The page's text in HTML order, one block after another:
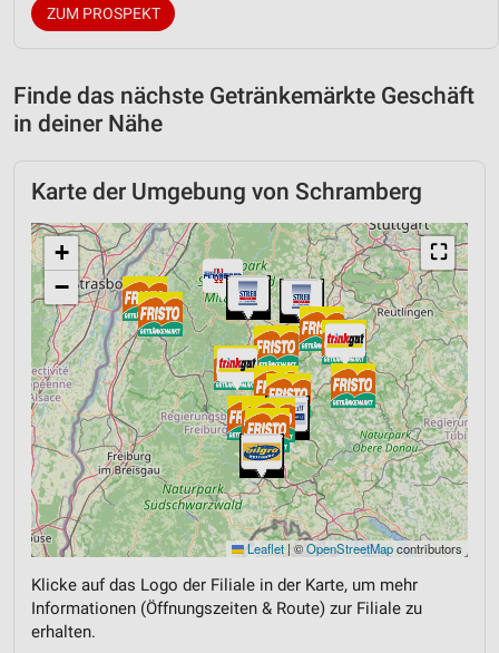
ZUM PROSPEKT
Finde das nächste Getränkemärkte Geschäft
in deiner Nähe
Karte der Umgebung von Schramberg
⛶
+
−
Leaflet |©OpenStreetMapcontributors
Klicke auf das Logo der Filiale in der Karte, um mehr
Informationen (Öffnungszeiten & Route) zur Filiale zu
erhalten.